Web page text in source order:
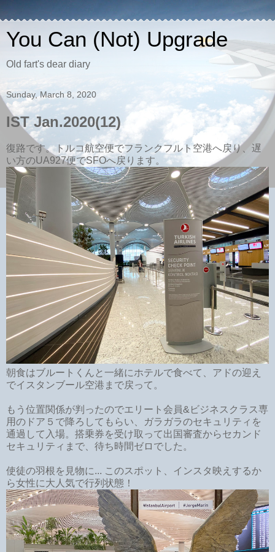
You Can (Not) Upgrade
Old fart's dear diary
Sunday, March 8, 2020
IST Jan.2020(12)
復路です。トルコ航空便でフランクフルト空港へ戻り、遅
い方のUA927便でSFOへ戻ります。
朝食はブルートくんと一緒にホテルで食べて、アドの迎え
でイスタンブール空港まで戻って。
もう位置関係が判ったのでエリート会員&ビジネスクラス専
用のドア５で降ろしてもらい、ガラガラのセキュリティを
通過して入場。搭乗券を受け取って出国審査からセカンド
セキュリティまで、待ち時間ゼロでした。
使徒の羽根を見物に... このスポット、インスタ映えするか
ら女性に大人気で行列状態！